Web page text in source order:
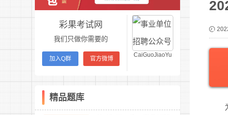
彩果考试网
我们只做你需要的
加入Q群 官方微博
CaiGuoJiaoYu
精品题库